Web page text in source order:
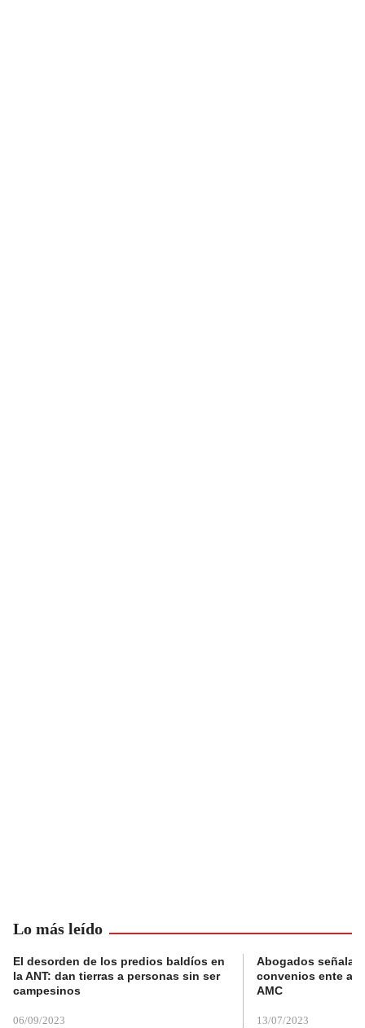
Lo más leído
El desorden de los predios baldíos en
la ANT: dan tierras a personas sin ser
campesinos
06/09/2023
Abogados
convenios ente
AMC
13/07/2023